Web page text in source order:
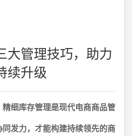
大管理技巧，助力
续升级
细库存管理是现代电商商品管
发力，才能构建持续领先的商